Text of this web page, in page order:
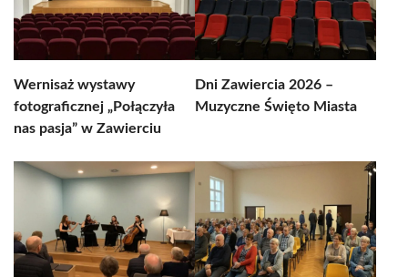
Wernisaż wystawy
fotograficznej „Połączyła
nas pasja” w Zawierciu
Dni Zawiercia 2026 –
Muzyczne Święto Miasta